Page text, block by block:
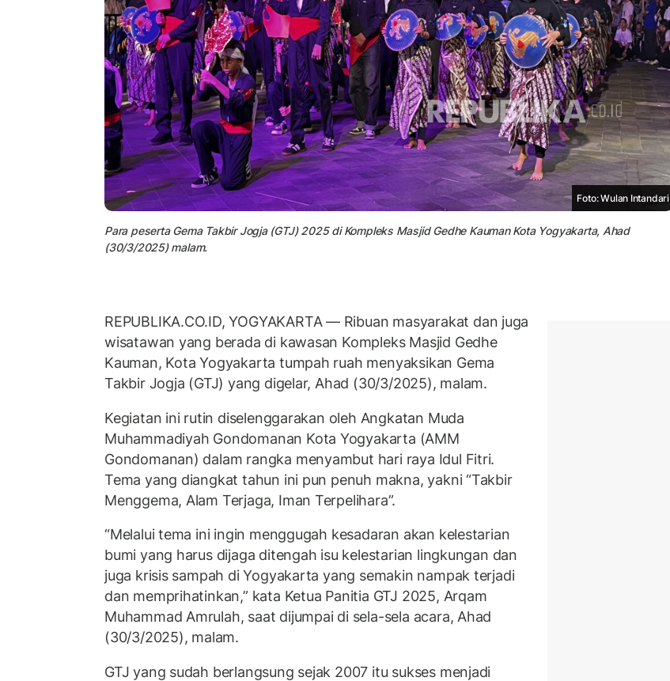
Foto: Wulan Intandari
Para peserta Gema Takbir Jogja (GTJ) 2025 di Kompleks Masjid Gedhe Kauman Kota Yogyakarta, Ahad
(30/3/2025) malam.
REPUBLIKA.CO.ID, YOGYAKARTA — Ribuan masyarakat dan juga
wisatawan yang berada di kawasan Kompleks Masjid Gedhe
Kauman, Kota Yogyakarta tumpah ruah menyaksikan Gema
Takbir Jogja (GTJ) yang digelar, Ahad (30/3/2025), malam.
Kegiatan ini rutin diselenggarakan oleh Angkatan Muda
Muhammadiyah Gondomanan Kota Yogyakarta (AMM
Gondomanan) dalam rangka menyambut hari raya Idul Fitri.
Tema yang diangkat tahun ini pun penuh makna, yakni “Takbir
Menggema, Alam Terjaga, Iman Terpelihara”.
“Melalui tema ini ingin menggugah kesadaran akan kelestarian
bumi yang harus dijaga ditengah isu kelestarian lingkungan dan
juga krisis sampah di Yogyakarta yang semakin nampak terjadi
dan memprihatinkan,” kata Ketua Panitia GTJ 2025, Arqam
Muhammad Amrulah, saat dijumpai di sela-sela acara, Ahad
(30/3/2025), malam.
GTJ yang sudah berlangsung sejak 2007 itu sukses menjadi